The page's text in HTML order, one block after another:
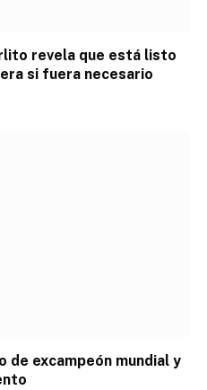
revela que está listo
si fuera necesario
excampeón mundial y